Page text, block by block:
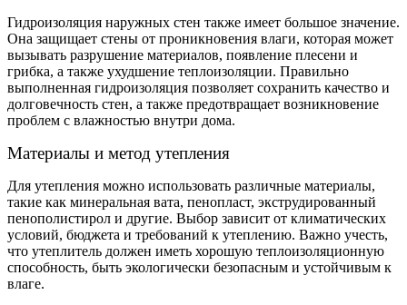
Гидроизоляция наружных стен также имеет большое значение.
Она защищает стены от проникновения влаги, которая может
вызывать разрушение материалов, появление плесени и
грибка, а также ухудшение теплоизоляции. Правильно
выполненная гидроизоляция позволяет сохранить качество и
долговечность стен, а также предотвращает возникновение
проблем с влажностью внутри дома.
Материалы и метод утепления
Для утепления можно использовать различные материалы,
такие как минеральная вата, пенопласт, экструдированный
пенополистирол и другие. Выбор зависит от климатических
условий, бюджета и требований к утеплению. Важно учесть,
что утеплитель должен иметь хорошую теплоизоляционную
способность, быть экологически безопасным и устойчивым к
влаге.